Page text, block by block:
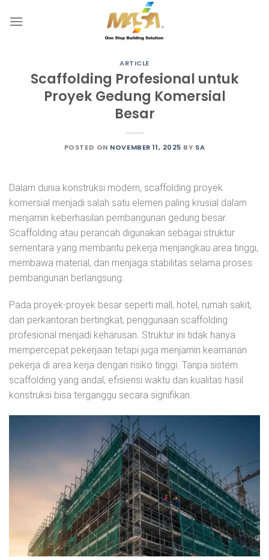
ARTICLE
Scaffolding Profesional untuk
Proyek Gedung Komersial
Besar
POSTED ON NOVEMBER 11, 2025 BY SA
Dalam dunia konstruksi modern, scaffolding proyek
komersial menjadi salah satu elemen paling krusial dalam
menjamin keberhasilan pembangunan gedung besar.
Scaffolding atau perancah digunakan sebagai struktur
sementara yang membantu pekerja menjangkau area tinggi,
membawa material, dan menjaga stabilitas selama proses
pembangunan berlangsung.
Pada proyek-proyek besar seperti mall, hotel, rumah sakit,
dan perkantoran bertingkat, penggunaan scaffolding
profesional menjadi keharusan. Struktur ini tidak hanya
mempercepat pekerjaan tetapi juga menjamin keamanan
pekerja di area kerja dengan risiko tinggi. Tanpa sistem
scaffolding yang andal, efisiensi waktu dan kualitas hasil
konstruksi bisa terganggu secara signifikan.